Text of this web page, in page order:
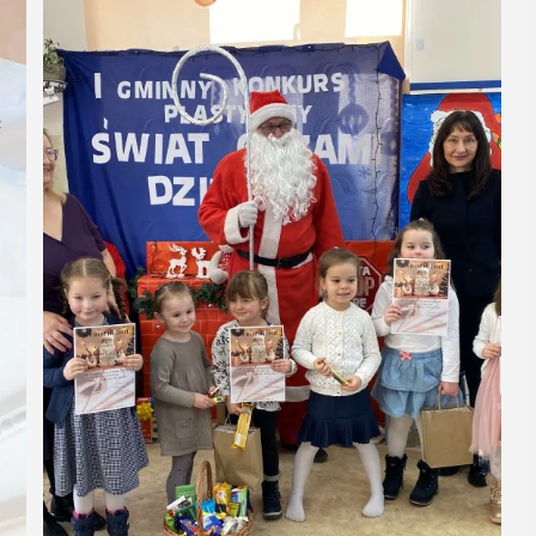
–
17 w Miejskiej
Myślenicach
XXVII tomu
-
14
CZERWIEC
Cały dzień
„Oddaj krew-
Uratuj życie”
W niedzielę 14 czerwca na plaży
trawiastej na myślenickim Zarabiu
odbędzie się druga edycja wydarzenia
"Oddaj krew-Uratuj życie" łączące akcję
krwiodawstwa ze zlotem samochodów
pożarniczych. Organizatorami ...